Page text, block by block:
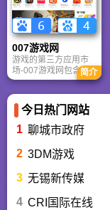
007游戏网
游戏的第三方应用市
场-007游戏网包含安
卓（Android）和苹果
（iOS）系统的手机应
用、游戏以及电脑软
件的下载服务，还有
精心推荐的应用排行
榜,搭配极佳的下载体
得信赖的应用商店。
简介
今日热门网站
1 聊城市政府
2 3DM游戏
3 无锡新传媒
4 CRI国际在线